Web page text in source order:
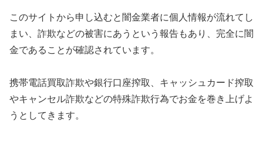
このサイトから申し込むと闇金業者に個人情報が流れてし
まい、詐欺などの被害にあうという報告もあり、完全に闇
金であることが確認されています。
携帯電話買取詐欺や銀行口座搾取、キャッシュカード搾取
やキャンセル詐欺などの特殊詐欺行為でお金を巻き上げよ
うとしてきます。